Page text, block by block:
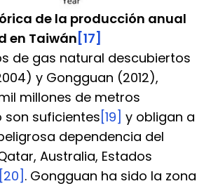
de la producción anual
en Taiwán [17]
de gas natural descubiertos
y Gongguan (2012),
millones de metros
son suficientes [19] y obligan a
dependencia del
Australia, Estados
[20] . Gongguan ha sido la zona